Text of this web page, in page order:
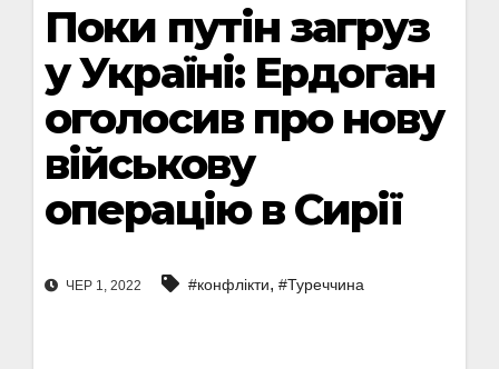
Поки путін загруз
у Україні: Ердоган
оголосив про нову
військову
операцію в Сирії
ЧЕР 1, 2022 #конфлікти, #Туреччина